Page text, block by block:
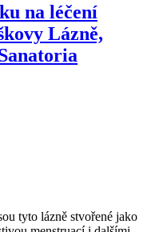
na léčení
Lázně,
tyto lázně stvořené jako